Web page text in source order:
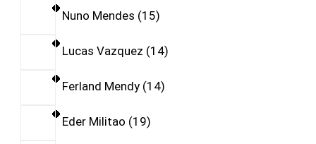
Nuno Mendes 15
Lucas Vazquez 14
Ferland Mendy 14
Eder Militao 19